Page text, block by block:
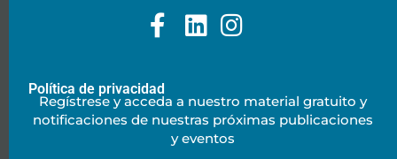
Política de privacidad
Regístrese y acceda a nuestro material gratuito y
notificaciones de nuestras próximas publicaciones
y eventos